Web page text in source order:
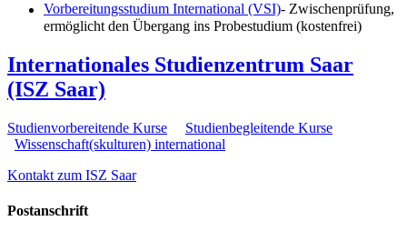
Vorbereitungsstudium International (VSI)- Zwischenprüfung,
ermöglicht den Übergang ins Probestudium (kostenfrei)
Internationales Studienzentrum Saar
(ISZ Saar)
Studienvorbereitende Kurse
Studienbegleitende Kurse
Wissenschaft(skulturen) international
Kontakt zum ISZ Saar
Postanschrift